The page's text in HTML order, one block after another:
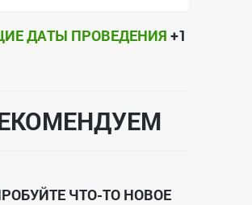
ДАТЫ ПРОВЕДЕНИЯ +1
ЧТО-ТО НОВОЕ